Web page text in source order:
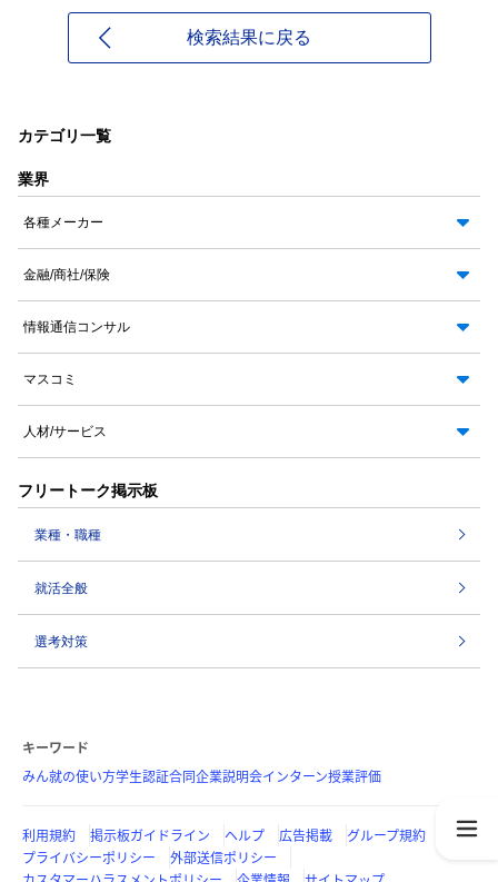
検索結果に戻る
カテゴリ一覧
業界
各種メーカー
金融/商社/保険
情報通信コンサル
マスコミ
人材/サービス
フリートーク掲示板
業種・職種
就活全般
選考対策
キーワード
みん就の使い方学生認証合同企業説明会インターン授業評価
利用規約 掲示板ガイドライン ヘルプ 広告掲載
グループ規約
プライバシーポリシー
外部送信ポリシー